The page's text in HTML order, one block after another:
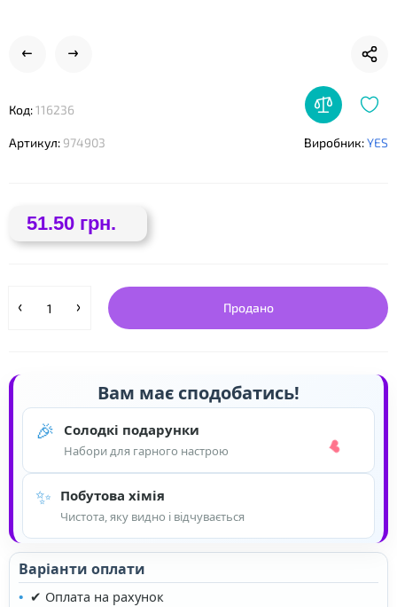
Код:116236
Артикул: 974903 Виробник:YES
51.50 грн.
Продано
Вам має сподобатись!
🎉 Солодкі подарунки
Набори для гарного настрою
✨ Побутова хімія
Чистота, яку видно і відчувається
Варіанти оплати
✔ Оплата на рахунок